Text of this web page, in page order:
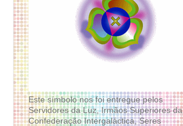
Este símbolo nos foi entregue pelos
Servidores da Luz, Irmãos Superiores da
Confederação Intergaláctica, Seres